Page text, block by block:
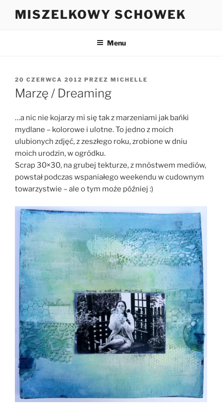
MISZELKOWY SCHOWEK
Menu
OPUBLIKOWANE
W
20 CZERWCA 2012 PRZEZ MICHELLE
Marzę / Dreaming
…a nic nie kojarzy mi się tak z marzeniami jak bańki
mydlane – kolorowe i ulotne. To jedno z moich
ulubionych zdjęć, z zeszłego roku, zrobione w dniu
moich urodzin, w ogródku.
Scrap 30×30, na grubej tekturze, z mnóstwem mediów,
powstał podczas wspaniałego weekendu w cudownym
towarzystwie – ale o tym może później :)